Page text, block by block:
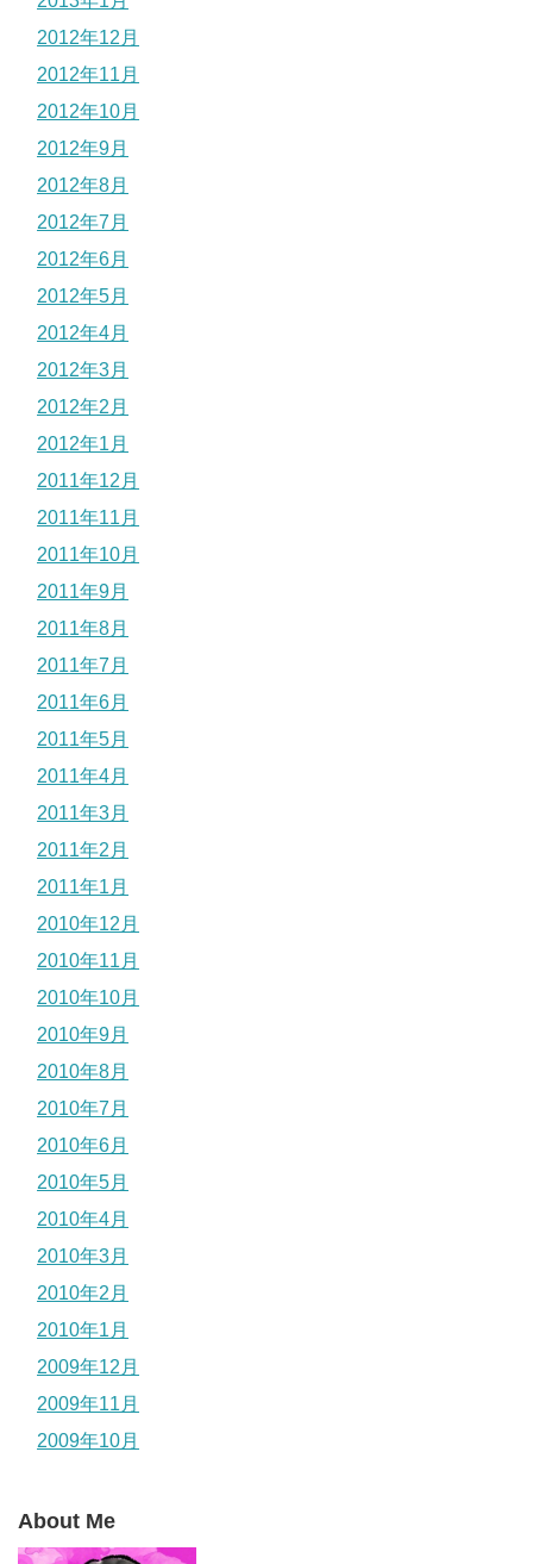
2012年12月
2012年11月
2012年10月
2012年9月
2012年8月
2012年7月
2012年6月
2012年5月
2012年4月
2012年3月
2012年2月
2012年1月
2011年12月
2011年11月
2011年10月
2011年9月
2011年8月
2011年7月
2011年6月
2011年5月
2011年4月
2011年3月
2011年2月
2011年1月
2010年12月
2010年11月
2010年10月
2010年9月
2010年8月
2010年7月
2010年6月
2010年5月
2010年4月
2010年3月
2010年2月
2010年1月
2009年12月
2009年11月
2009年10月
About Me